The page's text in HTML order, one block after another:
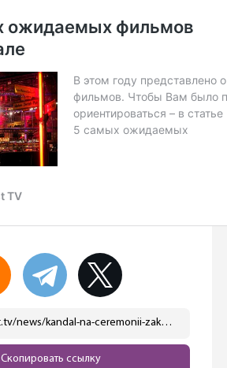
https://ostwest.tv/news/kandal-na-ceremonii-zakrytiya-berlinale-organizatorov-obvinyajut-v-antisemitizme/
Скопировать ссылку